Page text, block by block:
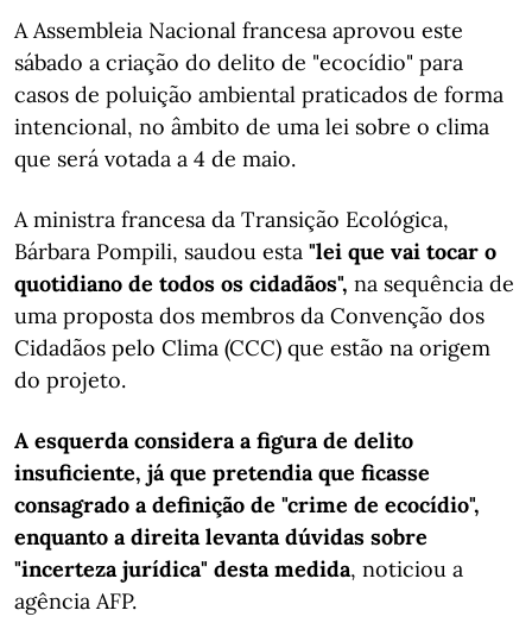
A Assembleia Nacional francesa aprovou este
sábado a criação do delito de "ecocídio" para
casos de poluição ambiental praticados de forma
intencional, no âmbito de uma lei sobre o clima
que será votada a 4 de maio.
A ministra francesa da Transição Ecológica,
Bárbara Pompili, saudou esta "lei que vai tocar o
quotidiano de todos os cidadãos", na sequência de
uma proposta dos membros da Convenção dos
Cidadãos pelo Clima (CCC) que estão na origem
do projeto.
A esquerda considera a figura de delito
insuficiente, já que pretendia que ficasse
consagrado a definição de "crime de ecocídio",
enquanto a direita levanta dúvidas sobre
"incerteza jurídica" desta medida, noticiou a
agência AFP.